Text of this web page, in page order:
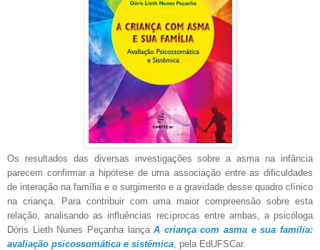
Os resultados das diversas investigações sobre a asma na infância
parecem confirmar a hipótese de uma associação entre as dificuldades
de interação na família e o surgimento e a gravidade desse quadro clínico
na criança. Para contribuir com uma maior compreensão sobre esta
relação, analisando as influências recíprocas entre ambas, a psicóloga
Dóris Lieth Nunes Peçanha lançaA criança com asma e sua família:
avaliação psicossomática e sistêmica , pela EdUFSCar.